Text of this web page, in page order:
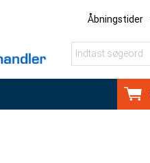
Åbningstider